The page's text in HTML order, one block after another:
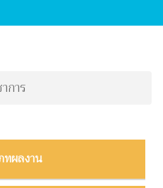
การ
ทผลงาน